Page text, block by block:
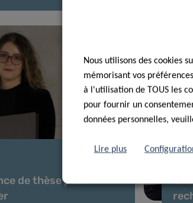
de thèse pour
Nous utilisons des cookies
mémorisant vos
à l'utilisation de TOUS les
pour fournir un
données personnelles,
Lire plus